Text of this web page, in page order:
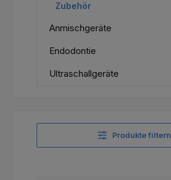
Zubehör
Anmischgeräte
Endodontie
Ultraschallgeräte
Produkte filtern